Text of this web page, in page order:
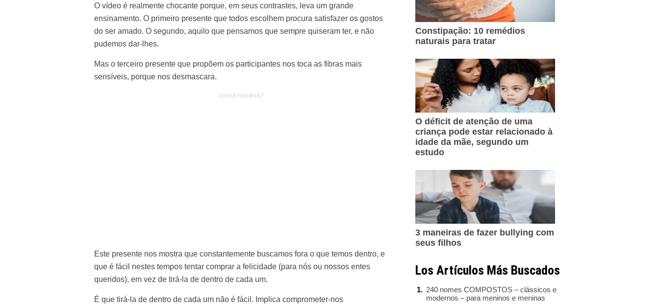
O vídeo é realmente chocante porque, em seus contrastes, leva um grande
ensinamento. O primeiro presente que todos escolhem procura satisfazer os gostos
do ser amado. O segundo, aquilo que pensamos que sempre quiseram ter, e não
pudemos dar-lhes.
Mas o terceiro presente que propõem os participantes nos toca as fibras mais
sensíveis, porque nos desmascara.
Este presente nos mostra que constantemente buscamos fora o que temos dentro, e
que é fácil nestes tempos tentar comprar a felicidade (para nós ou nossos entes
queridos), em vez de tirá-la de dentro de cada um.
É que tirá-la de dentro de cada um não é fácil. Implica comprometer-nos
Constipação: 10 remédios
naturais para tratar
O déficit de atenção de uma
criança pode estar relacionado à
idade da mãe, segundo um
estudo
3 maneiras de fazer bullying com
seus filhos
Los Artículos Más Buscados
240 nomes COMPOSTOS – clássicos e
modernos – para meninos e meninas